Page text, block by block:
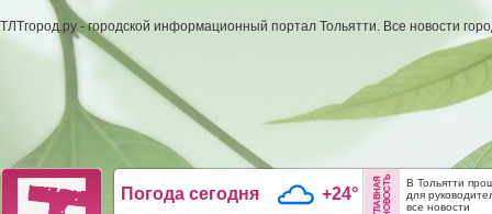
ТЛТгород.ру - городской информационный портал Тольятти. Все новости
Погода сегодня +24°
В Тольятти
для
все новости